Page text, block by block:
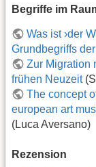
Begriffe im
Was ist ›der
Grundbegriffs
Zur Migration
frühen Neuzeit
The concept
european art
(Luca Aversano)
Rezension